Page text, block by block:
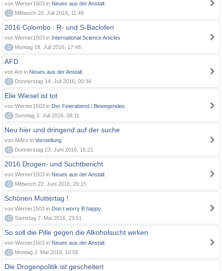
von Werner1503 in Neues aus der Anstalt
0
Mittwoch 20. Juli 2016, 11:49
2016 Colombo : R- und S-Baclofen
von Werner1503 in International Science Articles
0
Montag 18. Juli 2016, 17:48
AFD
von Arti in Neues aus der Anstalt
0
Donnerstag 14. Juli 2016, 00:34
Elie Wiesel ist tot
von Werner1503 in Der Feierabend / Bewegendes
0
Sonntag 3. Juli 2016, 08:11
Neu hier und dringend auf der suche
von AMiro in Vorstellung
0
Donnerstag 23. Juni 2016, 15:21
2016 Drogen- und Suchtbericht
von Werner1503 in Neues aus der Anstalt
0
Mittwoch 22. Juni 2016, 20:15
Schönen Muttertag !
von Werner1503 in Don t worry B happy
0
Samstag 7. Mai 2016, 23:51
So soll die Pille gegen die Alkoholsucht wirken
von Werner1503 in Neues aus der Anstalt
0
Montag 2. Mai 2016, 10:58
Die Drogenpolitik ist gescheitert